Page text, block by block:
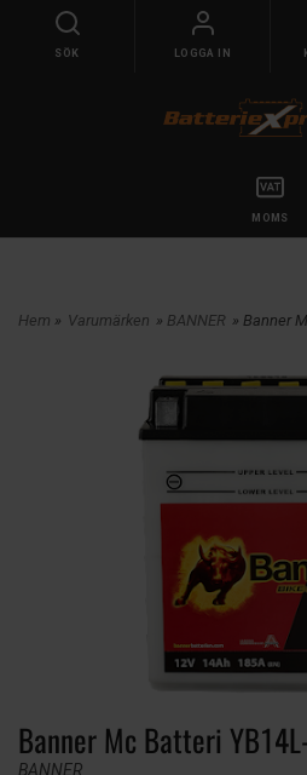
SÖK LOGGA IN
MOMS
Hem » Varumärken » BANNER » Banner
Banner Mc Batteri
BANNER